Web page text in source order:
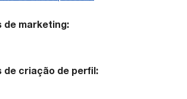
de marketing:
de criação de perfil: